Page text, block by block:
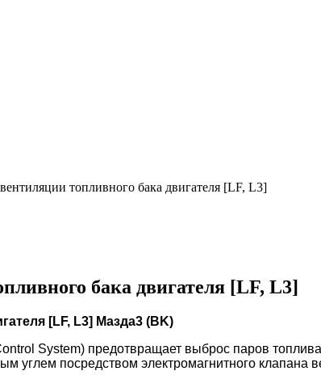
топливного бака двигателя [LF, L3]
бака двигателя [LF, L3]
[LF, L3] Мазда3 (BK)
System) предотвращает выброс паров
углем посредством электромагнитного клапана